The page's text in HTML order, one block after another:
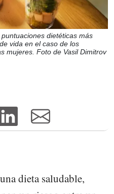
dietéticas más
vida en el caso de los
mujeres. Foto de Vasil Dimitrov
dieta saludable,